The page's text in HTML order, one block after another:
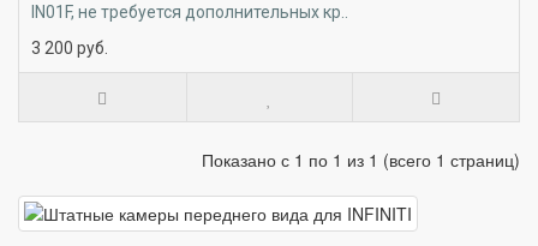
IN01F, не требуется дополнительных кр..
3 200 руб.
Показано с 1 по 1 из 1 (всего 1 страниц)